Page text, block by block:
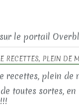
RECETTES, PLEIN DE
toutes sortes,
sur le portail